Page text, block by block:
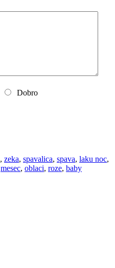
Dobro
, zeka, spavalica, spava, laku noc,
mesec, oblaci, roze, baby